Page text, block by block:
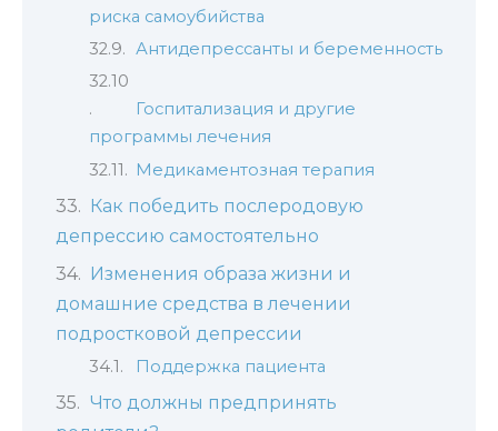
риска самоубийства
Антидепрессанты и беременность
Госпитализация и другие
программы лечения
Медикаментозная терапия
Как победить послеродовую
депрессию самостоятельно
Изменения образа жизни и
домашние средства в лечении
подростковой депрессии
Поддержка пациента
Что должны предпринять